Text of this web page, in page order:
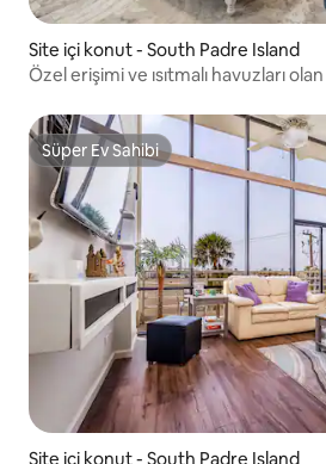
Site içi konut - South Padre Island
Özel erişimi ve ısıtmalı havuzları
Süper Ev Sahibi
Süper Ev Sahibi
Site içi konut - South Padre Island